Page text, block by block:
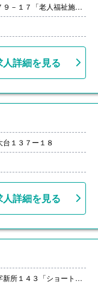
秋田県由利本荘市前郷字家岸７９－１７「老人福祉施設 白百合苑」 ※求人に関する特記事項参照
人詳細を見る
１３７ー１８
人詳細を見る
秋田県由利本荘市矢島町元町字新所１４３「ショートステイ華」